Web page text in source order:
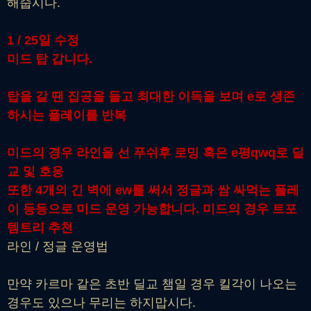
해줍시다.
1 / 25일 수정
미드 탑 갑니다.
탑을 갈 땐 집공을 들고 최대한 이득을 보며 e로 생존
하시는 플레이를 반복
미드의 경우 라인을 선 푸쉬후 로밍 혹은 e평qwq로 딜
교 및 호응
또한 4개의 긴 벽에 ew를 써서 정글과 쌈 싸먹는 플레
이 등등으로 미드 운영 가능합니다. 미드의 경우 트포
템트리 추천
라인 / 정글 운영법
만약 카르마 같은 초반 딜교 챔일 경우 킬각이 나오는
경우도 있으나 무리는 하지맙시다.